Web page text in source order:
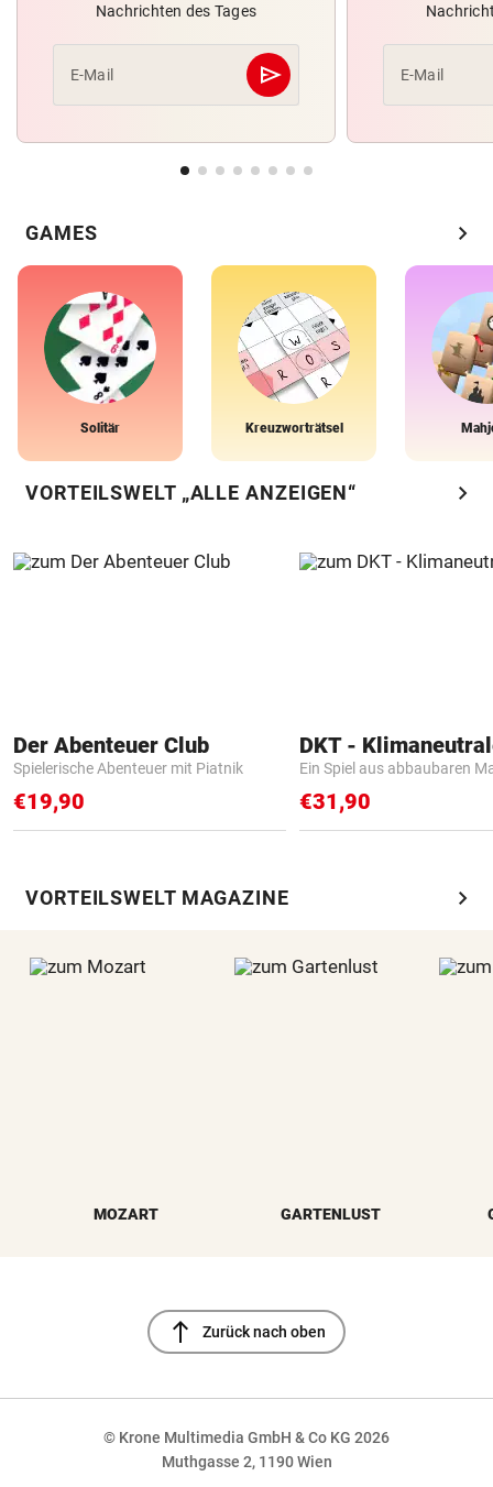
Nachrichten des Tages
E-Mail send
Abschicken E-Mail
GAMES chevron_right
Solitär Kreuzworträtsel
VORTEILSWELT „ALLE ANZEIGEN“ chevron_right
Der Abenteuer Club
Spielerische Abenteuer mit Piatnik
€19,90
Ein Spiel aus abbaubaren
€31,90
VORTEILSWELT MAGAZINE chevron_right
MOZART GARTENLUST
north Zurück nach oben
© Krone Multimedia GmbH & Co KG 2026
Muthgasse 2, 1190 Wien